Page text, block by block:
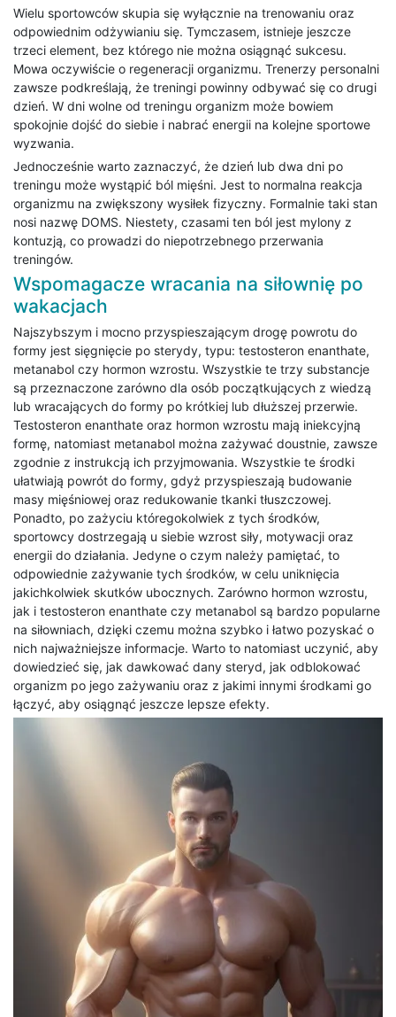
Wielu sportowców skupia się wyłącznie na trenowaniu oraz
odpowiednim odżywianiu się. Tymczasem, istnieje jeszcze
trzeci element, bez którego nie można osiągnąć sukcesu.
Mowa oczywiście o regeneracji organizmu. Trenerzy personalni
zawsze podkreślają, że treningi powinny odbywać się co drugi
dzień. W dni wolne od treningu organizm może bowiem
spokojnie dojść do siebie i nabrać energii na kolejne sportowe
wyzwania.
Jednocześnie warto zaznaczyć, że dzień lub dwa dni po
treningu może wystąpić ból mięśni. Jest to normalna reakcja
organizmu na zwiększony wysiłek fizyczny. Formalnie taki stan
nosi nazwę DOMS. Niestety, czasami ten ból jest mylony z
kontuzją, co prowadzi do niepotrzebnego przerwania
treningów.
Wspomagacze wracania na siłownię po
wakacjach
Najszybszym i mocno przyspieszającym drogę powrotu do
formy jest sięgnięcie po sterydy, typu: testosteron enanthate,
metanabol czy hormon wzrostu. Wszystkie te trzy substancje
są przeznaczone zarówno dla osób początkujących z wiedzą
lub wracających do formy po krótkiej lub dłuższej przerwie.
Testosteron enanthate oraz hormon wzrostu mają iniekcyjną
formę, natomiast metanabol można zażywać doustnie, zawsze
zgodnie z instrukcją ich przyjmowania. Wszystkie te środki
ułatwiają powrót do formy, gdyż przyspieszają budowanie
masy mięśniowej oraz redukowanie tkanki tłuszczowej.
Ponadto, po zażyciu któregokolwiek z tych środków,
sportowcy dostrzegają u siebie wzrost siły, motywacji oraz
energii do działania. Jedyne o czym należy pamiętać, to
odpowiednie zażywanie tych środków, w celu uniknięcia
jakichkolwiek skutków ubocznych. Zarówno hormon wzrostu,
jak i testosteron enanthate czy metanabol są bardzo popularne
na siłowniach, dzięki czemu można szybko i łatwo pozyskać o
nich najważniejsze informacje. Warto to natomiast uczynić, aby
dowiedzieć się, jak dawkować dany steryd, jak odblokować
organizm po jego zażywaniu oraz z jakimi innymi środkami go
łączyć, aby osiągnąć jeszcze lepsze efekty.